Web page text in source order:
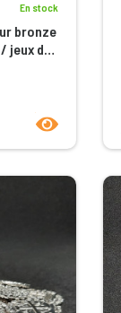
En stock
bronze
de